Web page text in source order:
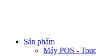
Sản phẩm
Máy POS -